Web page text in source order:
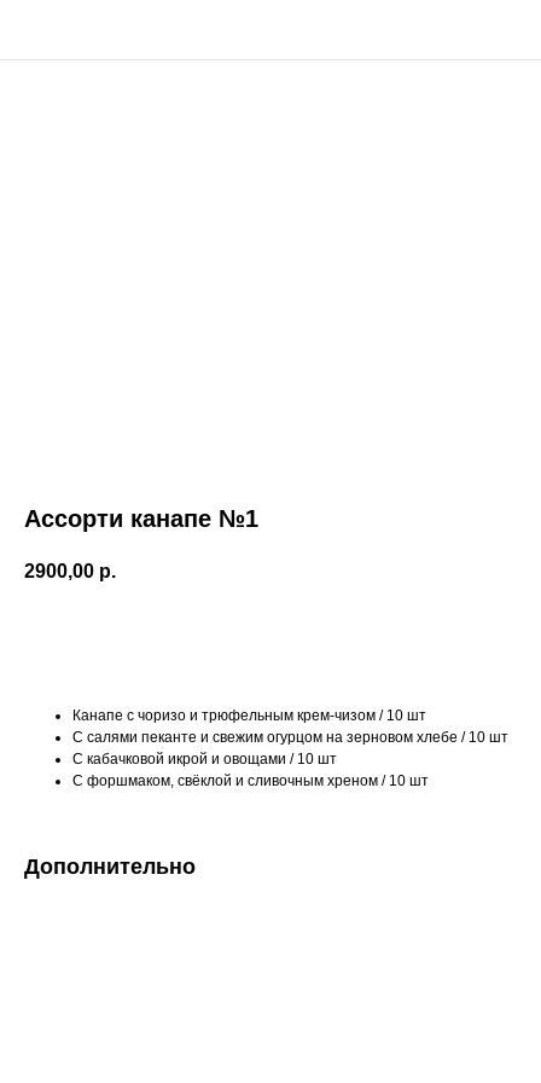
Ассорти канапе №1
2900,00 р.
Канапе с чоризо и трюфельным крем-чизом / 10 шт
С салями пеканте и свежим огурцом на зерновом хлебе / 10 шт
С кабачковой икрой и овощами / 10 шт
С форшмаком, свёклой и сливочным хреном / 10 шт
Дополнительно